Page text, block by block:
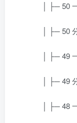
│ ├─ 50 一
│ ├─ 50 分
│ ├─ 49 一
│ ├─ 49 分
│ ├─ 48 一